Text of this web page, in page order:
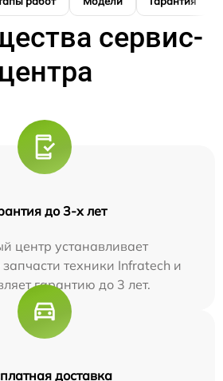
сервис-
центра
до 3-х лет
центр устанавливает
техники Infratech и
гарантию до 3 лет.
доставка